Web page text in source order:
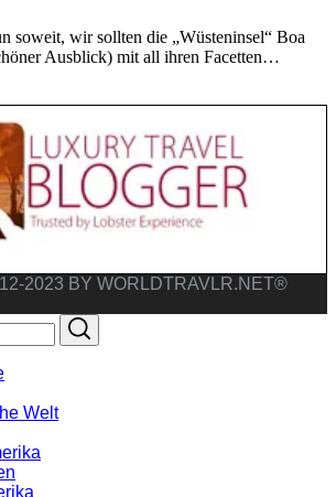
soweit, wir sollten die „Wüsteninsel“ Boa
Ausblick) mit all ihren Facetten…
2023 BY WORLDTRAVLR.NET®
Welt